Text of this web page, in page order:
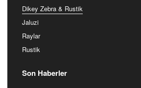
Dikey Zebra & Rustik
Jaluzi
Raylar
Rustik
Son Haberler